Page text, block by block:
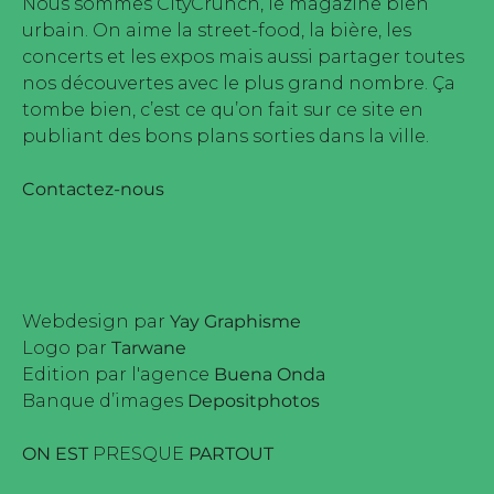
urbain. On aime la street-food, la bière, les
concerts et les expos mais aussi partager toutes
nos découvertes avec le plus grand nombre. Ça
tombe bien, c’est ce qu’on fait sur ce site en
publiant des bons plans sorties dans la ville.
Contactez-nous
Webdesign par Yay Graphisme
Logo par Tarwane
Edition par l'agence Buena Onda
Banque d’images Depositphotos
ON EST PRESQUE PARTOUT